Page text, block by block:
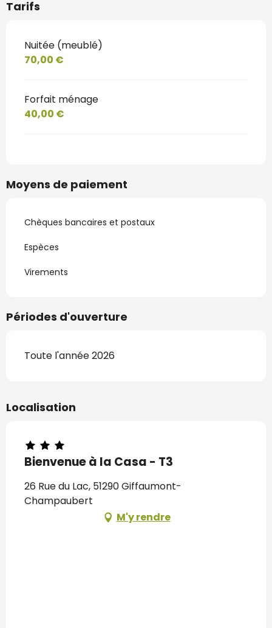
Tarifs
Nuitée (meublé)
70,00 €
Forfait ménage
40,00 €
Moyens de paiement
Chèques bancaires et postaux
Espèces
Virements
Périodes d'ouverture
Toute l'année 2026
Localisation
Bienvenue à la Casa - T3
26 Rue du Lac, 51290 Giffaumont-
Champaubert
M'y rendre